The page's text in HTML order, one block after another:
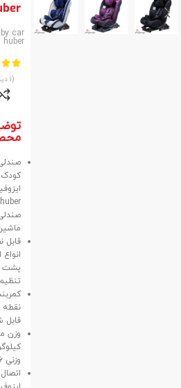
car
huber


(1 دیدگاه)
کودک
قابل
انواع
پشت
وزنی 36 کیلوگرم.
اتصال